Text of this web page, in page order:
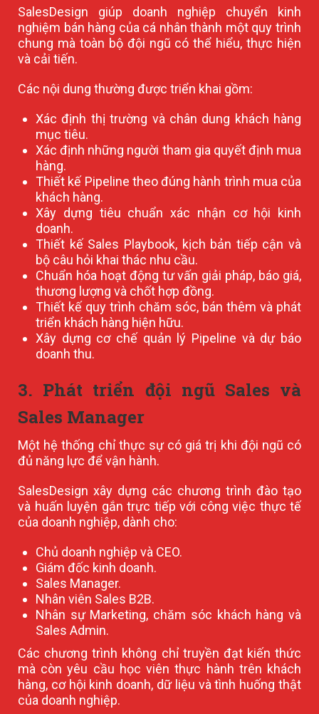
SalesDesign giúp doanh nghiệp chuyển kinh
nghiệm bán hàng của cá nhân thành một quy trình
chung mà toàn bộ đội ngũ có thể hiểu, thực hiện
và cải tiến.
Các nội dung thường được triển khai gồm:
Xác định thị trường và chân dung khách hàng
mục tiêu.
Xác định những người tham gia quyết định mua
hàng.
Thiết kế Pipeline theo đúng hành trình mua của
khách hàng.
Xây dựng tiêu chuẩn xác nhận cơ hội kinh
doanh.
Thiết kế Sales Playbook, kịch bản tiếp cận và
bộ câu hỏi khai thác nhu cầu.
Chuẩn hóa hoạt động tư vấn giải pháp, báo giá,
thương lượng và chốt hợp đồng.
Thiết kế quy trình chăm sóc, bán thêm và phát
triển khách hàng hiện hữu.
Xây dựng cơ chế quản lý Pipeline và dự báo
doanh thu.
3. Phát triển đội ngũ Sales và
Sales Manager
Một hệ thống chỉ thực sự có giá trị khi đội ngũ có
đủ năng lực để vận hành.
SalesDesign xây dựng các chương trình đào tạo
và huấn luyện gắn trực tiếp với công việc thực tế
của doanh nghiệp, dành cho:
Chủ doanh nghiệp và CEO.
Giám đốc kinh doanh.
Sales Manager.
Nhân viên Sales B2B.
Nhân sự Marketing, chăm sóc khách hàng và
Sales Admin.
Các chương trình không chỉ truyền đạt kiến thức
mà còn yêu cầu học viên thực hành trên khách
hàng, cơ hội kinh doanh, dữ liệu và tình huống thật
của doanh nghiệp.